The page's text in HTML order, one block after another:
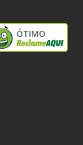
ÓTIMO